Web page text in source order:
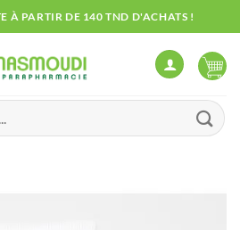
À PARTIR DE 140 TND D'ACHATS !